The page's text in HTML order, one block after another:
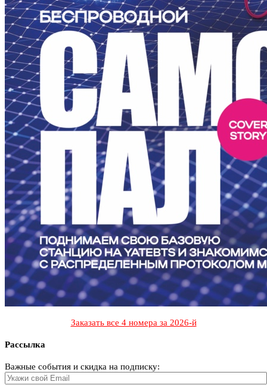
Заказать все 4 номера за 2026-й
Рассылка
Важные события и скидка на подписку: